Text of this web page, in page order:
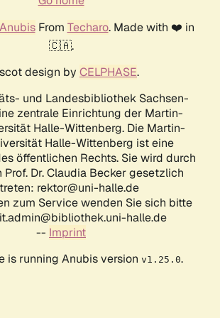
AnubisFrom Techaro. Made with ❤️ in
🇨🇦.
design by CELPHASE.
und Landesbibliothek Sachsen-
zentrale Einrichtung der Martin-
Halle-Wittenberg. Die Martin-
Halle-Wittenberg ist eine
öffentlichen Rechts. Sie wird durch
Dr. Claudia Becker gesetzlich
rektor@uni-halle.de
zum Service wenden Sie sich bitte
halle.de
-- Imprint
is running Anubis version v1.25.0.